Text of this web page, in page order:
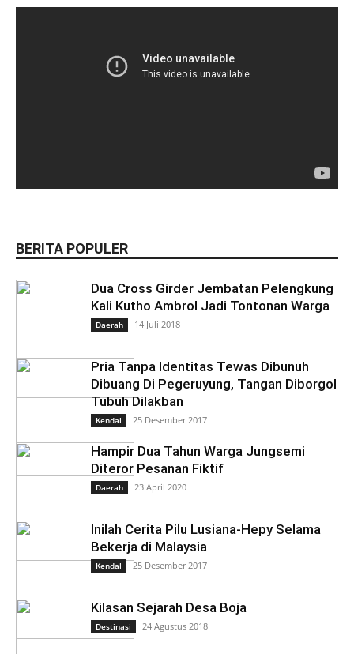
BERITA POPULER
Dua Cross Girder Jembatan Pelengkung
Kali Kutho Ambrol Jadi Tontonan Warga
Daerah 14 Juli 2018
Pria Tanpa Identitas Tewas Dibunuh
Dibuang Di Pegeruyung, Tangan Diborgol
Tubuh Dilakban
Kendal 25 Desember 2017
Hampir Dua Tahun Warga Jungsemi
Diteror Pesanan Fiktif
Daerah 23 April 2020
Inilah Cerita Pilu Lusiana-Hepy Selama
Bekerja di Malaysia
Kendal 25 Desember 2017
Kilasan Sejarah Desa Boja
Destinasi 24 Agustus 2018